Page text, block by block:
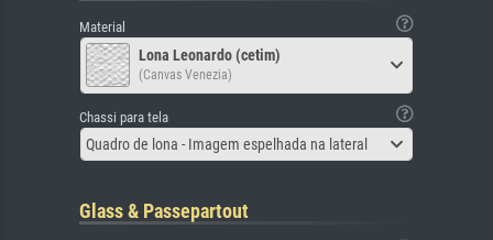
Material
Lona Leonardo (cetim)
(Canvas Venezia)
Chassi para tela
Quadro de lona - Imagem espelhada na lateral
Glass & Passepartout